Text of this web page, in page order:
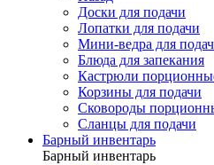
Доски для подачи
Лопатки для подачи
Мини-ведра для
Блюда для запекания
Кастрюли
Корзины для подачи
Сковороды
Сланцы для подачи
Барный инвентарь
Барный инвентарь